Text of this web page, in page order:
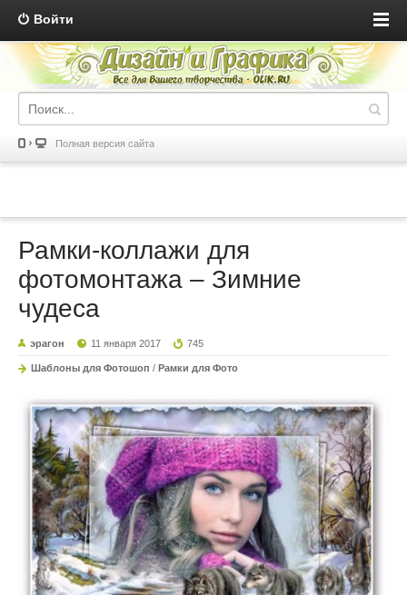
Войти
Полная версия сайта
Рамки-коллажи для
фотомонтажа – Зимние
чудеса
эрагон 11 января 2017 745
Шаблоны для Фотошоп / Рамки для Фото